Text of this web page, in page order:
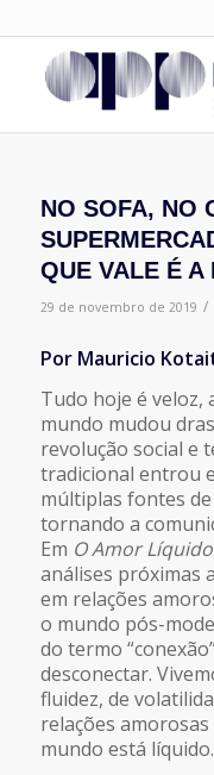
NO SOFA, NO
QUE VALE É A
29 de novembro de 2019 /
Por Mauricio
Tudo hoje é veloz,
mundo mudou
revolução social e
tradicional entrou
múltiplas fontes
tornando a
Em O Amor Líquido
análises próximas
em relações
o mundo pós-
do termo
desconectar.
fluidez, de
relações
mundo está líquido.